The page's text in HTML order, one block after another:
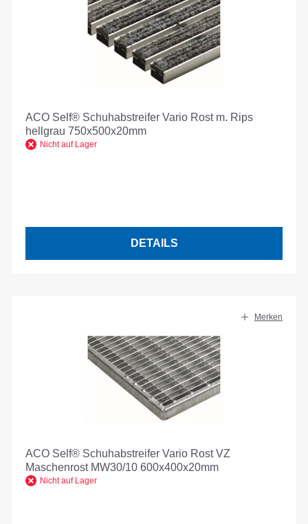
ACO Self® Schuhabstreifer Vario Rost m. Rips
hellgrau 750x500x20mm
Nicht auf Lager
DETAILS
Merken
ACO Self® Schuhabstreifer Vario Rost VZ
Maschenrost MW30/10 600x400x20mm
Nicht auf Lager